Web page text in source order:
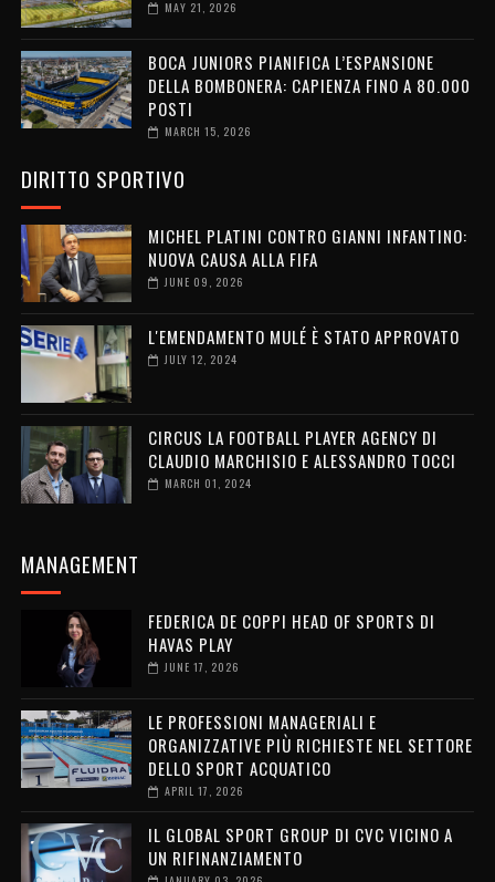
MAY 21, 2026
BOCA JUNIORS PIANIFICA L’ESPANSIONE
DELLA BOMBONERA: CAPIENZA FINO A 80.000
POSTI
MARCH 15, 2026
DIRITTO SPORTIVO
MICHEL PLATINI CONTRO GIANNI INFANTINO:
NUOVA CAUSA ALLA FIFA
JUNE 09, 2026
L'EMENDAMENTO MULÉ È STATO APPROVATO
JULY 12, 2024
CIRCUS LA FOOTBALL PLAYER AGENCY DI
CLAUDIO MARCHISIO E ALESSANDRO TOCCI
MARCH 01, 2024
MANAGEMENT
FEDERICA DE COPPI HEAD OF SPORTS DI
HAVAS PLAY
JUNE 17, 2026
LE PROFESSIONI MANAGERIALI E
ORGANIZZATIVE PIÙ RICHIESTE NEL SETTORE
DELLO SPORT ACQUATICO
APRIL 17, 2026
IL GLOBAL SPORT GROUP DI CVC VICINO A
UN RIFINANZIAMENTO